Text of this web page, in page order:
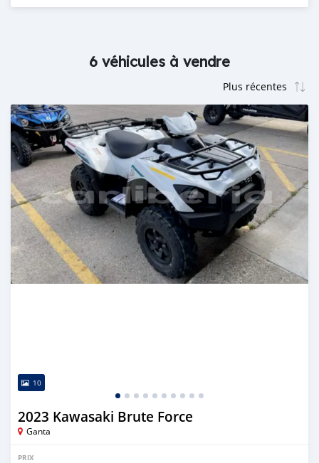
6 véhicules à vendre
10
2023 Kawasaki Brute Force
Ganta
PRIX